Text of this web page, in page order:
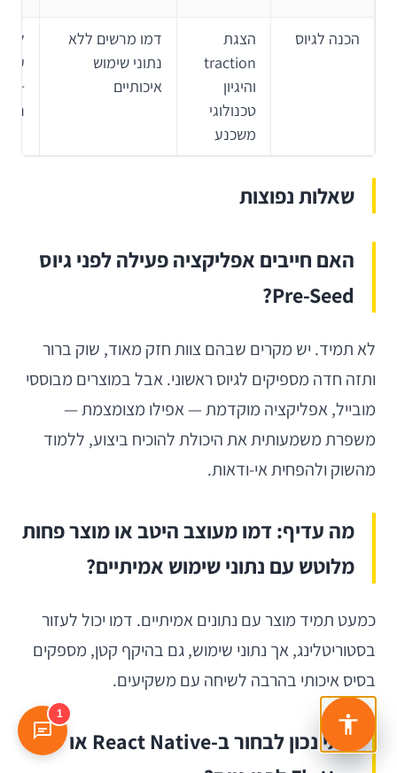
הכנה לגיוס
הצגת
traction
והיגיון
טכנולוגי
משכנע
דמו מרשים ללא
נתוני שימוש
איכותיים
שאלות נפוצות
האם חייבים אפליקציה פעילה לפני גיוס
Pre-Seed?
לא תמיד. יש מקרים שבהם צוות חזק מאוד, שוק ברור
ותזה חדה מספיקים לגיוס ראשוני. אבל במוצרים מבוססי
מובייל, אפליקציה מוקדמת — אפילו מצומצמת —
משפרת משמעותית את היכולת להוכיח ביצוע, ללמוד
מהשוק ולהפחית אי-ודאות.
מה עדיף: דמו מעוצב היטב או מוצר פחות
מלוטש עם נתוני שימוש אמיתיים?
כמעט תמיד מוצר עם נתונים אמיתיים. דמו יכול לעזור
בסטוריטלינג, אך נתוני שימוש, גם בהיקף קטן, מספקים
בסיס איכותי בהרבה לשיחה עם משקיעים.
מתי נכון לבחור ב-React Native או
1